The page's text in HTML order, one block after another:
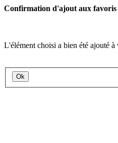
Confirmation d'ajout aux favoris
L'élément choisi a bien été ajouté à